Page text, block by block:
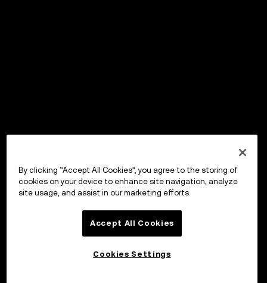
By clicking “Accept All Cookies”, you agree to the storing of
cookies on your device to enhance site navigation, analyze
site usage, and assist in our marketing efforts.
Accept All Cookies
Cookies Settings